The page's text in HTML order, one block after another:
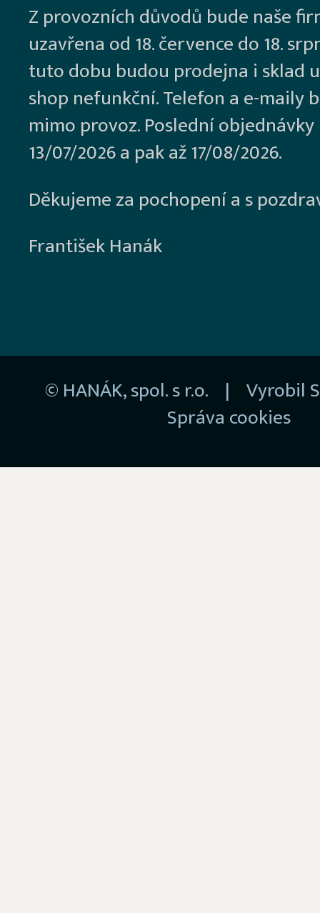
Z provozních důvodů bude naše
uzavřena od 18. července do 18.
tuto dobu budou prodejna i sklad
shop nefunkční. Telefon a e-maily
mimo provoz. Poslední
13/07/2026 a pak až 17/08/2026.
Děkujeme za pochopení a s
František Hanák
© HANÁK, spol. s r.o. | Vyrobil
Správa cookies